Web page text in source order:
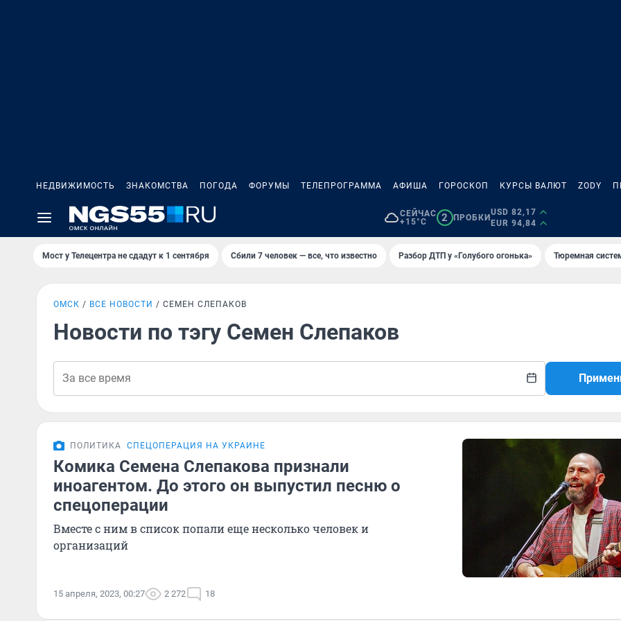
НЕДВИЖИМОСТЬ ЗНАКОМСТВА ПОГОДА ФОРУМЫ ТЕЛЕПРОГРАММА АФИША ГОРОСКОП КУРСЫ ВАЛЮТ ZODY
СЕЙЧАС
+15°C
2 ПРОБКИ
USD 82,17
EUR 94,84
Мост у Телецентра не сдадут к 1 сентября Сбили 7 человек — все, что известно Разбор ДТП у «Голубого огонька» Тюремная
ОМСК ВСЕ НОВОСТИ СЕМЕН СЛЕПАКОВ
Новости по тэгу Семен Слепаков
ПОЛИТИКА СПЕЦОПЕРАЦИЯ НА УКРАИНЕ
Комика Семена Слепакова признали
иноагентом. До этого он выпустил песню о
спецоперации
Вместе с ним в список попали еще несколько человек и
организаций
15 апреля, 2023, 00:27 2 272 18